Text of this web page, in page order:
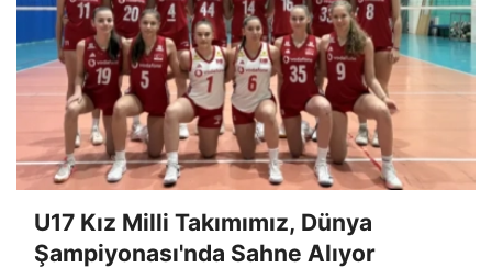
U17 Kız Milli Takımımız, Dünya
Şampiyonası'nda Sahne Alıyor